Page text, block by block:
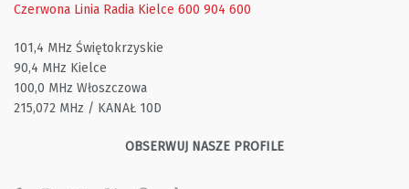
Czerwona Linia Radia Kielce 600 904 600
101,4 MHz Świętokrzyskie
90,4 MHz Kielce
100,0 MHz Włoszczowa
215,072 MHz / KANAŁ 10D
OBSERWUJ NASZE PROFILE